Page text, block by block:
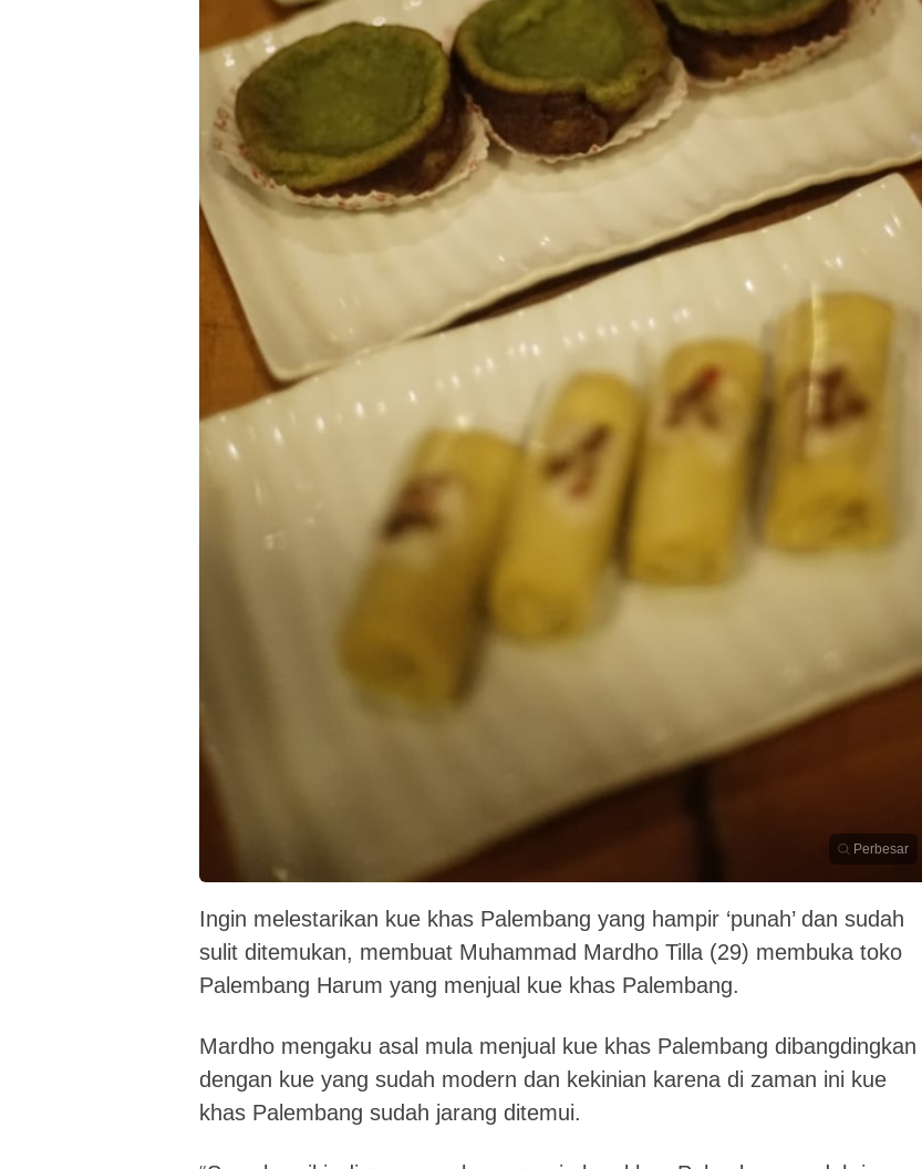
Perbesar
Ingin melestarikan kue khas Palembang yang hampir ‘punah’ dan sudah
sulit ditemukan, membuat Muhammad Mardho Tilla (29) membuka toko
Palembang Harum yang menjual kue khas Palembang.
Mardho mengaku asal mula menjual kue khas Palembang dibangdingkan
dengan kue yang sudah modern dan kekinian karena di zaman ini kue
khas Palembang sudah jarang ditemui.